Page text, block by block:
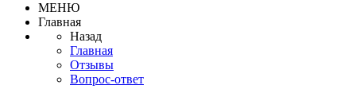
МЕНЮ
Главная
Назад
Главная
Отзывы
Вопрос-ответ